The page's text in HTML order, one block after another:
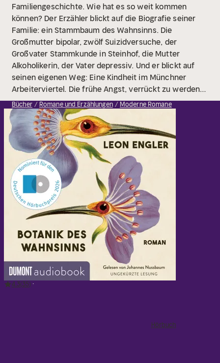
Familiengeschichte. Wie hat es so weit kommen
können? Der Erzähler blickt auf die Biografie seiner
Familie: ein Stammbaum des Wahnsinns. Die
Großmutter bipolar, zwölf Suizidversuche, der
Großvater Stammkunde in Steinhof, die Mutter
Alkoholikerin, der Vater depressiv. Und er blickt auf
seinen eigenen Weg: Eine Kindheit im Münchner
Arbeiterviertel. Die frühe Angst, verrückt zu werden.
Die Flucht vor der Familie ins entfernte New York.
Jahre in Wien mit Freud im Kaffeehaus. Und wie er
schließlich doch in der Anstalt landet – als Psychologe.
Bei der Arbeit mit den Patienten lernt er, dass ein
Mensch immer mehr ist als seine Krankheit, dass
Zuhören wichtiger ist als Diagnostizieren. Vor allem
aber muss er sich bald die Frage stellen, was das sein
soll: ein normaler Mensch. Eine aus dem Ruder
gelaufene Familienanamnese? Ein Schelmenroman?
Ein Lehrstück in Empathie? Leon Englers Debüt ist all
das und mehr, ein zärtlicher Befreiungsschlag, die
Geschichte einer Versöhnung. Lieblingsbuch des
Schweizer Buchhandels 2026. Nominiert für den ZDF-
aspekte-Literaturpreis 2025. »Ein fantastisches Buch
– abgrundtief und doch tröstend. Hab's
verschlungen.« DORIS DÖRRIE »Unwiderstehlich.
Leichtfüßig und ernst, zärtlich und brutal, ironisch und
Bücher Romane und Erzählungen Moderne Romane
4.3 35
Hörbuch